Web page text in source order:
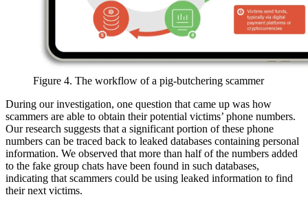
Figure 4. The workflow of a pig-butchering scammer
During our investigation, one question that came up was how
scammers are able to obtain their potential victims’ phone numbers.
Our research suggests that a significant portion of these phone
numbers can be traced back to leaked databases containing personal
information. We observed that more than half of the numbers added
to the fake group chats have been found in such databases,
indicating that scammers could be using leaked information to find
their next victims.